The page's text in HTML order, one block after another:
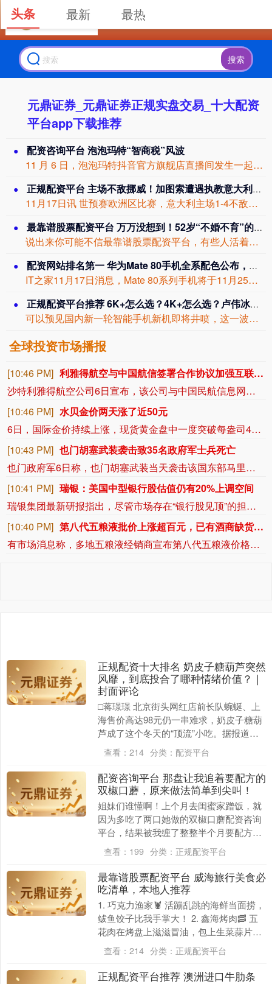
搜索
元鼎证券_元鼎证券正规实盘交易_十大配资
平台app下载推荐
配资咨询平台 泡泡玛特“智商税”风波
11 月 6 日，泡泡玛特抖音官方旗舰店直播间发生一起引发广泛关注的直播事故。 ...
正规配资平台 主场不敌挪威！加图索遭遇执教意大利首败，此前5战全胜
11月17日讯 世预赛欧洲区比赛，意大利主场1-4不敌挪威。 此役是加图索执教意...
最靠谱股票配资平台 万万没想到！52岁“不婚不育”的苏有朋，早已走上了另一条道路！
说出来你可能不信最靠谱股票配资平台，有些人活着，就是和大多数人不一样。 他是那个...
配资网站排名第一 华为Mate 80手机全系配色公布，标准版有望首搭3D人脸识别
IT之家11月17日消息，Mate 80系列手机将于11月25日发布，新机现已开...
正规配资平台推荐 6K+怎么选？4K+怎么选？卢伟冰给出建议
可以预见国内新一轮智能手机新机即将井喷，这一波基本上是以中端机为主的，当然也有旗...
全球投资市场播报
[10:46 PM]
利雅得航空与中国航信签署合作协议加强互联互通
沙特利雅得航空公司6日宣布，该公司与中国民航信息网络股份有限公司（中国航信）近日签署分销合作协议，以进一步深化合作，加强沙特与中国之间的航空互联互通。 根据协议，双方将围绕全渠道分销、现代航空零售、数字化创新及未来旅客体验等领域开展合作。此协议还支持利雅得航空持续拓展包括中国在内的国际航线网络。 利雅得航空首席商务官文森特·科斯特表示：“中国是利雅得航空最具战略意义的增长市场之一。此次合作将为旅客带来更加个性化、无缝衔接的预订体验。” 中国航信董事长江波表示，期待双方深化合作，协同共建数字生态系统，共同推动航空新零售与新分销模式的发展。(新华社)
[10:46 PM] 水贝金价两天涨了近50元
6日，国际金价持续上涨，现货黄金盘中一度突破每盎司4300美元关口，创下七周以来新高。黄金期货价格也延续此前几个交易日的涨势。金价波动直接传导至国内黄金消费市场，深圳水贝黄金市场的批发报价这两天也应声上调。央视财经记者8月6日下午在深圳水贝市场看到，足金999首饰金的批发报价在1100元/克左右，比两天前上涨了近50元。记者了解到，与年初掀起的抢购潮相比，当下消费者的购金逻辑正在发生明显变化。面对金价波动，投资客普遍趋于保守，而婚庆刚需和保值型消费成为市场主力。与此同时，黄金回收和以旧换新业务呈现出明显的“冷热不均”。 （央视财经）
[10:43 PM] 也门胡塞武装袭击致35名政府军士兵死亡
也门政府军6日称，也门胡塞武装当天袭击该国东部马里卜省和哈德拉毛省的政府军军营和阵地，造成至少35名政府军士兵死亡、数十人受伤。 一名不愿透露姓名的官员说，也门胡塞武装在袭击中使用了无人机、弹道导弹等。部分伤者情况危急，死亡人数可能进一步上升。 也门紧急部队表示，袭击发生在政府军对该地区的犯罪网络和走私集团采取安全行动后。 也门胡塞武装尚未对袭击事件发表评论。 马里卜省是政府军的关键据点，也是也门主要的石油和天然气生产地。也门胡塞武装曾多次试图向该省首府推进，并曾与政府军在此激烈交战。(新华社)
[10:41 PM] 瑞银：美国中型银行股估值仍有20%上调空间
瑞银集团最新研报指出，尽管市场存在“银行股见顶”的担忧，但在有利的宏观背景及行业整合预期下，美国中型银行股仍具备显著的上涨潜力。分析师蒂穆尔·布拉齐勒（Timur Braziler）在报告中强调，当前银行业正处于几十年来最佳的经营环境之中，“尽管存在‘银行峰值’的担忧，但我们预计，下半年稳健的业绩（得益于季节性存款增长和贷款增速放缓）、有吸引力的相对价值以及并购活动的回升，将使该集团的估值继续上调20%。”
[10:40 PM]
第八代五粮液批价上涨超百元，已有酒商缺货并暂停报价
有市场消息称，多地五粮液经销商宣布第八代五粮液价格上涨，整箱批价上涨超百元，单瓶上涨30元。截至晚间，有酒商单箱批发价格报价对比上周上涨了130元。该酒商向《酒业内参》表示已经出现缺货情况。同时，也由于价格上涨过快，酒商已经暂停报价：“明天统一按行情报，现在不出货了。”五粮液对此暂无回应。（酒业内参）
头条 最新 最热
正规配资十大排名 奶皮子糖葫芦突然
风靡，到底投合了哪种情绪价值？｜
封面评论
□蒋璟璟 北京街头网红店前长队蜿蜒、上
海售价高达98元仍一串难求，奶皮子糖葫
芦成了这个冬天的“顶流”小吃。据报道，
近期，奶皮子糖葫芦突然风靡各地，“排队
3小时”....
查看： 214 分类： 配资平台
配资咨询平台 那盘让我追着要配方的
双椒口蘑，原来做法简单到尖叫！
姐妹们谁懂啊！上个月去闺蜜家蹭饭，就
因为多吃了两口她做的双椒口蘑配资咨询
平台，结果被我缠了整整半个月要配方！
现在终于把这道"香到邻居来敲门"的家常
菜复刻成功，必....
查看： 199 分类： 正规配资平台
最靠谱股票配资平台 威海旅行美食必
吃清单，本地人推荐
1. 巧克力渔家🦞 活蹦乱跳的海鲜当面捞，
鲅鱼饺子比我手掌大！ 2. 鑫海烤肉🥓 五
花肉在烤盘上滋滋冒油，包上生菜蒜片一
口塞！ 3. 大京园🔥 风味茄子甜辣酥脆....
查看： 214 分类： 正规配资平台
正规配资平台推荐 澳洲进口牛肋条